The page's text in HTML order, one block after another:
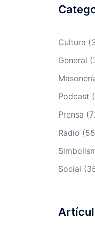
Cultura
General
Podcast
Prensa
Radio
Social